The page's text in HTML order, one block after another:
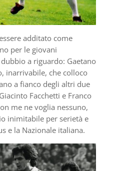
additato come
per le giovani
a riguardo: Gaetano
inarrivabile, che colloco
a fianco degli altri due
Facchetti e Franco
me ne voglia nessuno,
inimitabile per serietà e
e la Nazionale italiana.